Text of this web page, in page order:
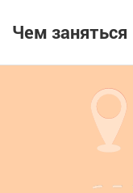
Чем заняться